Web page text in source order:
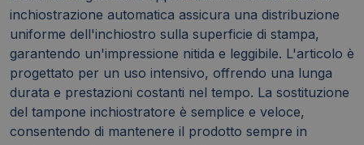
inchiostrazione automatica assicura una distribuzione
uniforme dell'inchiostro sulla superficie di stampa,
garantendo un'impressione nitida e leggibile. L'articolo è
progettato per un uso intensivo, offrendo una lunga
durata e prestazioni costanti nel tempo. La sostituzione
del tampone inchiostratore è semplice e veloce,
consentendo di mantenere il prodotto sempre in